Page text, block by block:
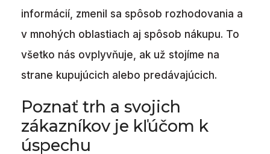
informácií, zmenil sa spôsob rozhodovania a
v mnohých oblastiach aj spôsob nákupu. To
všetko nás ovplyvňuje, ak už stojíme na
strane kupujúcich alebo predávajúcich.
Poznať trh a svojich
zákazníkov je kľúčom k
úspechu